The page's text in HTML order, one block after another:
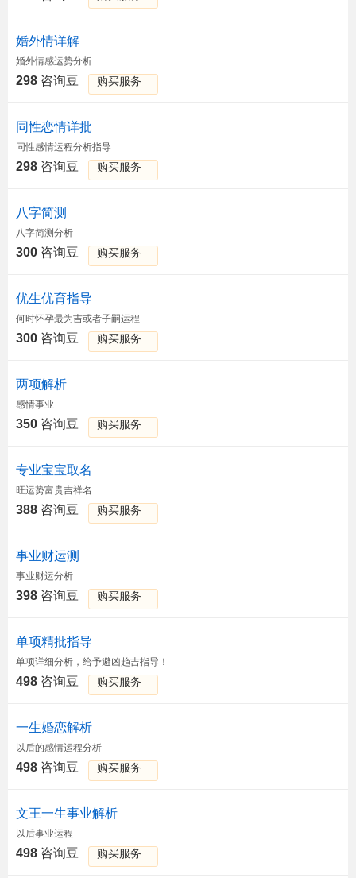
婚外情详解
婚外情感运势分析
298 咨询豆 购买服务
同性恋情详批
同性感情运程分析指导
298 咨询豆 购买服务
八字简测
八字简测分析
300 咨询豆 购买服务
优生优育指导
何时怀孕最为吉或者子嗣运程
300 咨询豆 购买服务
两项解析
感情事业
350 咨询豆 购买服务
专业宝宝取名
旺运势富贵吉祥名
388 咨询豆 购买服务
事业财运测
事业财运分析
398 咨询豆 购买服务
单项精批指导
单项详细分析，给予避凶趋吉指导！
498 咨询豆 购买服务
一生婚恋解析
以后的感情运程分析
498 咨询豆 购买服务
文王一生事业解析
以后事业运程
498 咨询豆 购买服务